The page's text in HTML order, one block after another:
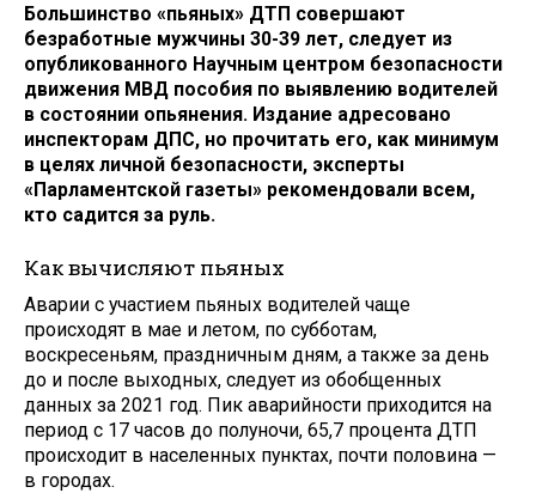
Большинство «пьяных» ДТП совершают
безработные мужчины 30-39 лет, следует из
опубликованного Научным центром безопасности
движения МВД пособия по выявлению водителей
в состоянии опьянения. Издание адресовано
инспекторам ДПС, но прочитать его, как минимум
в целях личной безопасности, эксперты
«Парламентской газеты» рекомендовали всем,
кто садится за руль.
Как вычисляют пьяных
Аварии с участием пьяных водителей чаще
происходят в мае и летом, по субботам,
воскресеньям, праздничным дням, а также за день
до и после выходных, следует из обобщенных
данных за 2021 год. Пик аварийности приходится на
период с 17 часов до полуночи, 65,7 процента ДТП
происходит в населенных пунктах, почти половина —
в городах.